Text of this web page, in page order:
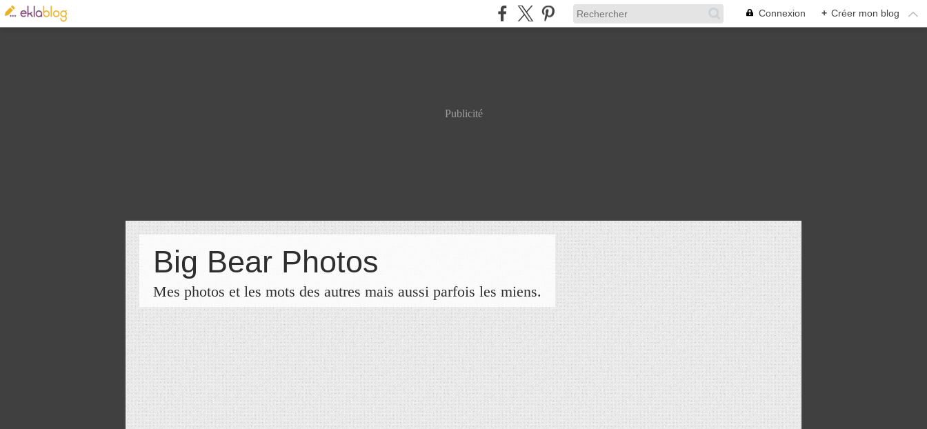
Connexion + Créer mon blog
Publicité
Big Bear Photos
Mes photos et les mots des autres mais aussi parfois les miens.